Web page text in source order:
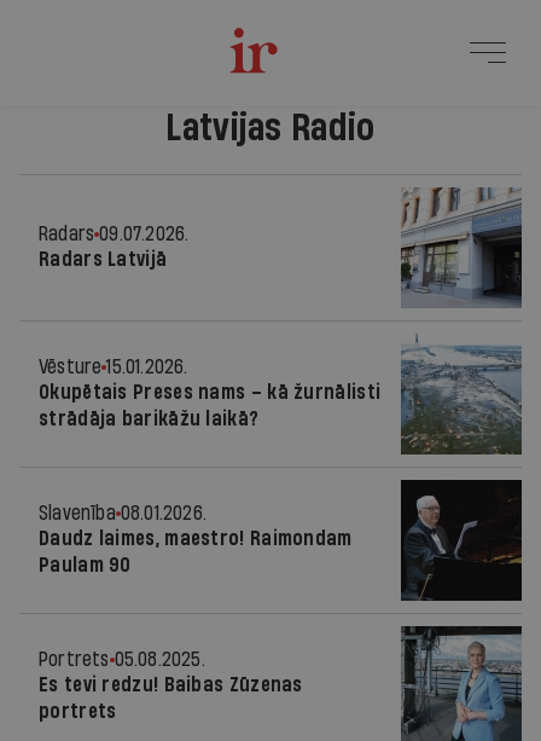
Latvijas Radio
Radars 09.07.2026.
Radars Latvijā
Vēsture 15.01.2026.
Okupētais Preses nams – kā žurnālisti
strādāja barikāžu laikā?
Slavenība 08.01.2026.
Daudz laimes, maestro! Raimondam
Paulam 90
Portrets 05.08.2025.
Es tevi redzu! Baibas Zūzenas
portrets